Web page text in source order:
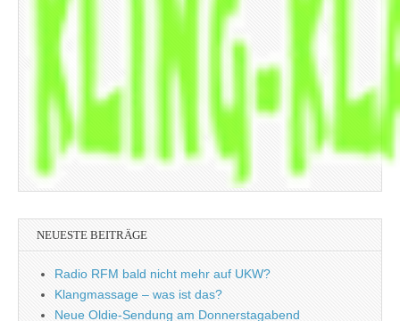
NEUESTE BEITRÄGE
Radio RFM bald nicht mehr auf UKW?
Klangmassage – was ist das?
Neue Oldie-Sendung am Donnerstagabend